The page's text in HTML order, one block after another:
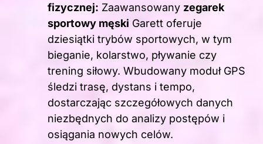
fizycznej: Zaawansowany zegarek
sportowy męski Garett oferuje
dziesiątki trybów sportowych, w tym
bieganie, kolarstwo, pływanie czy
trening siłowy. Wbudowany moduł GPS
śledzi trasę, dystans i tempo,
dostarczając szczegółowych danych
niezbędnych do analizy postępów i
osiągania nowych celów.